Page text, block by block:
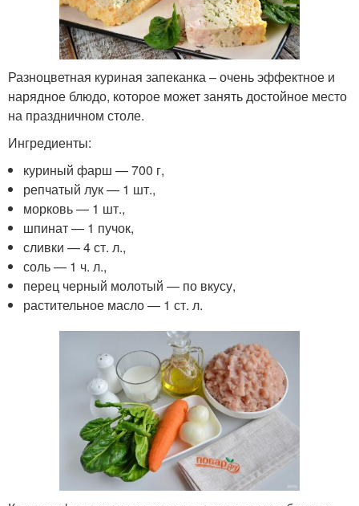
Разноцветная куриная запеканка – очень эффектное и
нарядное блюдо, которое может занять достойное место
на праздничном столе.
Ингредиенты:
куриный фарш — 700 г,
репчатый лук — 1 шт.,
морковь — 1 шт.,
шпинат — 1 пучок,
сливки — 4 ст. л.,
соль — 1 ч. л.,
перец черный молотый — по вкусу,
растительное масло — 1 ст. л.